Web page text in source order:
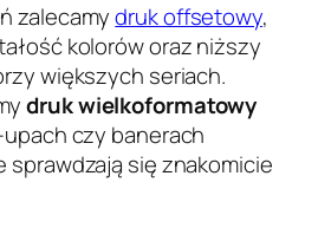
zalecamydruk offsetowy,
kolorów oraz niższy
większych seriach.
druk wielkoformatowy
czy banerach
sprawdzają się znakomicie